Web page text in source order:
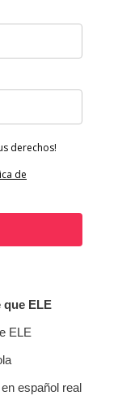
derechos!
de
que ELE
ELE
español real